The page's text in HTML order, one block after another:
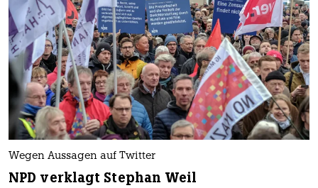
Wegen Aussagen auf Twitter
NPD verklagt Stephan Weil